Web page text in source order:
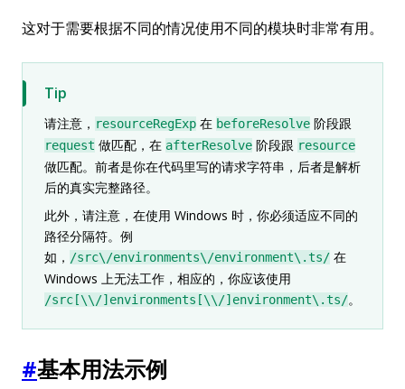
这对于需要根据不同的情况使用不同的模块时非常有用。
Tip
请注意， resourceRegExp 在 beforeResolve 阶段跟
request 做匹配，在 afterResolve 阶段跟 resource
做匹配。前者是你在代码里写的请求字符串，后者是解析
后的真实完整路径。
此外，请注意，在使用 Windows 时，你必须适应不同的
路径分隔符。例
如， /src\/environments\/environment\.ts/ 在
Windows 上无法工作，相应的，你应该使用
/src[\\/]environments[\\/]environment\.ts/。
#基本用法示例